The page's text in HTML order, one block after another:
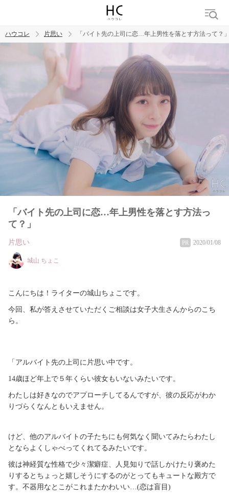
トレンド ワード
モテテク 恋がしたい 女磨き
ハウコレ 片思い 「バイト先の上司に恋…年上男性を落とす方法って？
「バイト先の上司に恋…年上男性を落とす方法っ
て？」
片思い PR 2020/01/08
城山 ちょこ
こんにちは！ライターの城山ちょこです。
今回、私が答えさせていただくご相談は女子大生さんからのこち
ら。
「アルバイト先の上司に片思い中です。
14歳ほど年上で５年くらい彼女もいないみたいです。
わたしは好きなのでアプローチしてるんですが、彼の反応がわか
りづらくなんともいえません。
けど、他のアルバイトの子たちにも何気なく聞いてみたらわたし
とならよくしゃべってくれてるみたいです。
彼は神経質な性格で少々潔癖症、人見知りで話しかけたり褒めた
りするとちょっと嬉しそうにするのがとってもキュートな殿方で
す。不器用なとこがこれまたかわいい…(恋は盲目)